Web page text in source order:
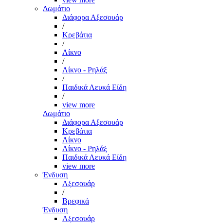
Δωμάτιο
Διάφορα Αξεσουάρ
/
Κρεβάτια
/
Λίκνο
/
Λίκνο - Ρηλάξ
/
Παιδικά Λευκά Είδη
/
view more
Δωμάτιο
Διάφορα Αξεσουάρ
Κρεβάτια
Λίκνο
Λίκνο - Ρηλάξ
Παιδικά Λευκά Είδη
view more
Ένδυση
Αξεσουάρ
/
Βρεφικά
Ένδυση
Αξεσουάρ